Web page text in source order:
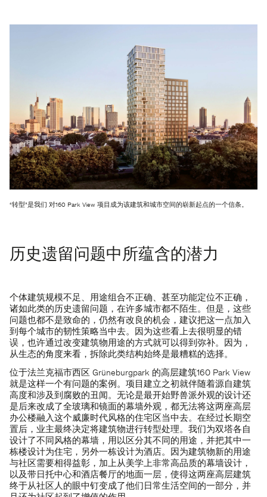
“转型”是我们 对160 Park View 项目成为该建筑和城市空间的崭新起点的一个信条。
历史遗留问题中所蕴含的潜力
个体建筑规模不足、用途组合不正确、甚至功能定位不正确，
诸如此类的历史遗留问题，在许多城市都不陌生。但是，这些
问题也都不是致命的，仍然有改良的机会，建议把这一点加入
到每个城市的韧性策略当中去。因为这些看上去很明显的错
误，也许通过改变建筑物用途的方式就可以得到弥补。因为，
从生态的角度来看，拆除此类结构始终是最糟糕的选择。
位于法兰克福市西区 Grüneburgpark 的高层建筑160 Park View
就是这样一个有问题的案例。项目建立之初就伴随着源自建筑
高度和涉及到腐败的丑闻。无论是最开始野兽派外观的设计还
是后来改成了全玻璃和镜面的幕墙外观，都无法将这两座高层
办公楼融入这个威廉时代风格的住宅区当中去。在经过长期空
置后，业主最终决定将建筑物进行转型处理。我们为双塔各自
设计了不同风格的幕墙，用以区分其不同的用途，并把其中一
栋楼设计为住宅，另外一栋设计为酒店。因为建筑物新的用途
与社区需要相得益彰，加上从美学上非常高品质的幕墙设计，
以及带日托中心和酒店餐厅的地面一层，使得这两座高层建筑
终于从社区人的眼中钉变成了他们日常生活空间的一部分，并